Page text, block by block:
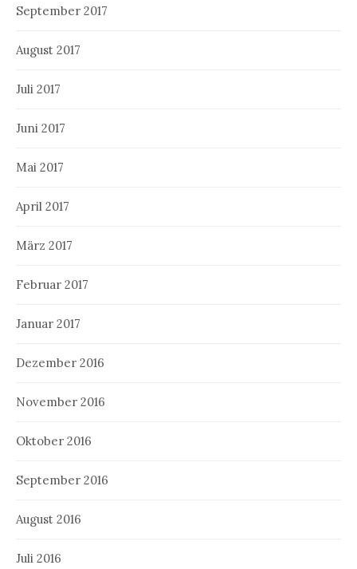
September 2017
August 2017
Juli 2017
Juni 2017
Mai 2017
April 2017
März 2017
Februar 2017
Januar 2017
Dezember 2016
November 2016
Oktober 2016
September 2016
August 2016
Juli 2016